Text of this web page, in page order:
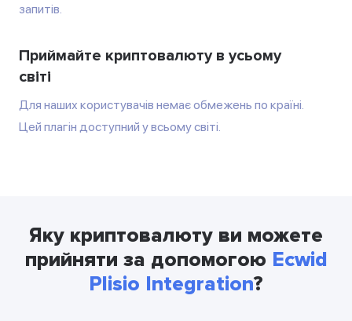
запитів.
Приймайте криптовалюту в усьому
світі
Для наших користувачів немає обмежень по країні.
Цей плагін доступний у всьому світі.
Яку криптовалюту ви можете
прийняти за допомогою Ecwid
Plisio Integration?